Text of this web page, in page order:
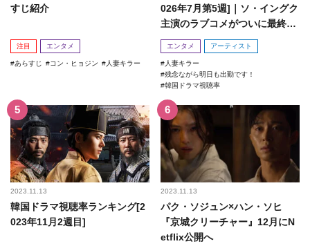
すじ紹介
注目 エンタメ
あらすじ コン・ヒョジン 人妻キラー
026年7月第5週]｜ソ・イングク
主演のラブコメがついに最終
回！
エンタメ アーティスト
人妻キラー
残念ながら明日も出勤です！
韓国ドラマ視聴率
2023.11.13
韓国ドラマ視聴率ランキング[2
023年11月2週目]
2023.11.13
パク・ソジュン×ハン・ソヒ
『京城クリーチャー』12月にN
etflix公開へ